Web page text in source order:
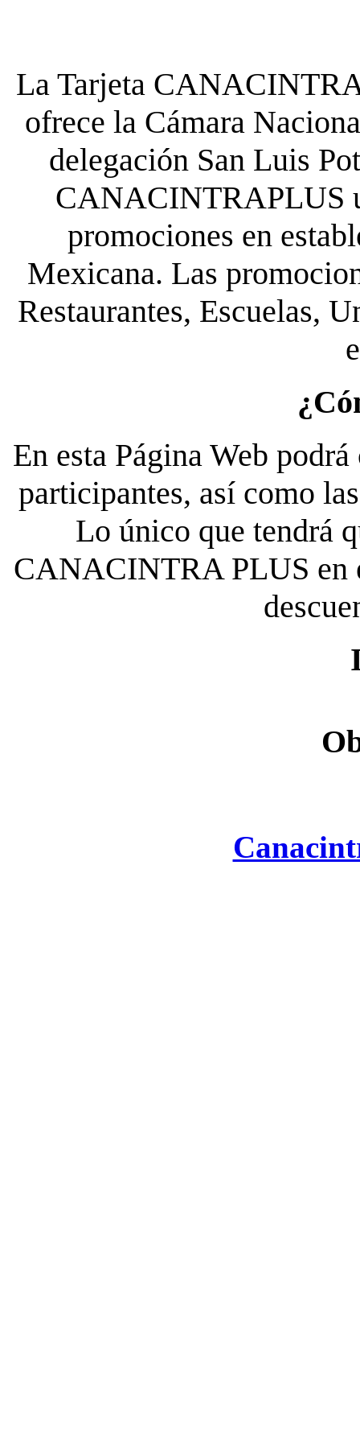
La Tarjeta
ofrece la Cámara
delegación San Luis
CANACINTRAPLUS
promociones en
Mexicana. Las
Restaurantes, Escuelas,
En esta Página Web
participantes, así como
Lo único que tendrá
CANACINTRA PLUS en